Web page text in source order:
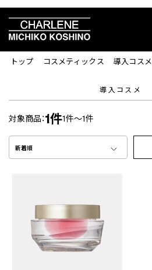
トップ コスメティックス 導入コスメ
導入コスメ
対象商品：1件1件～1件
新着順